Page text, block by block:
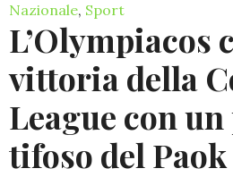
Nazionale, Sport
L’Olympiacos
vittoria della
League con
tifoso del Paok